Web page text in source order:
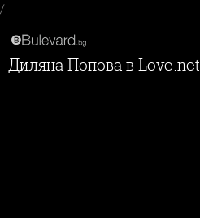
/
Диляна Попова в Love.net